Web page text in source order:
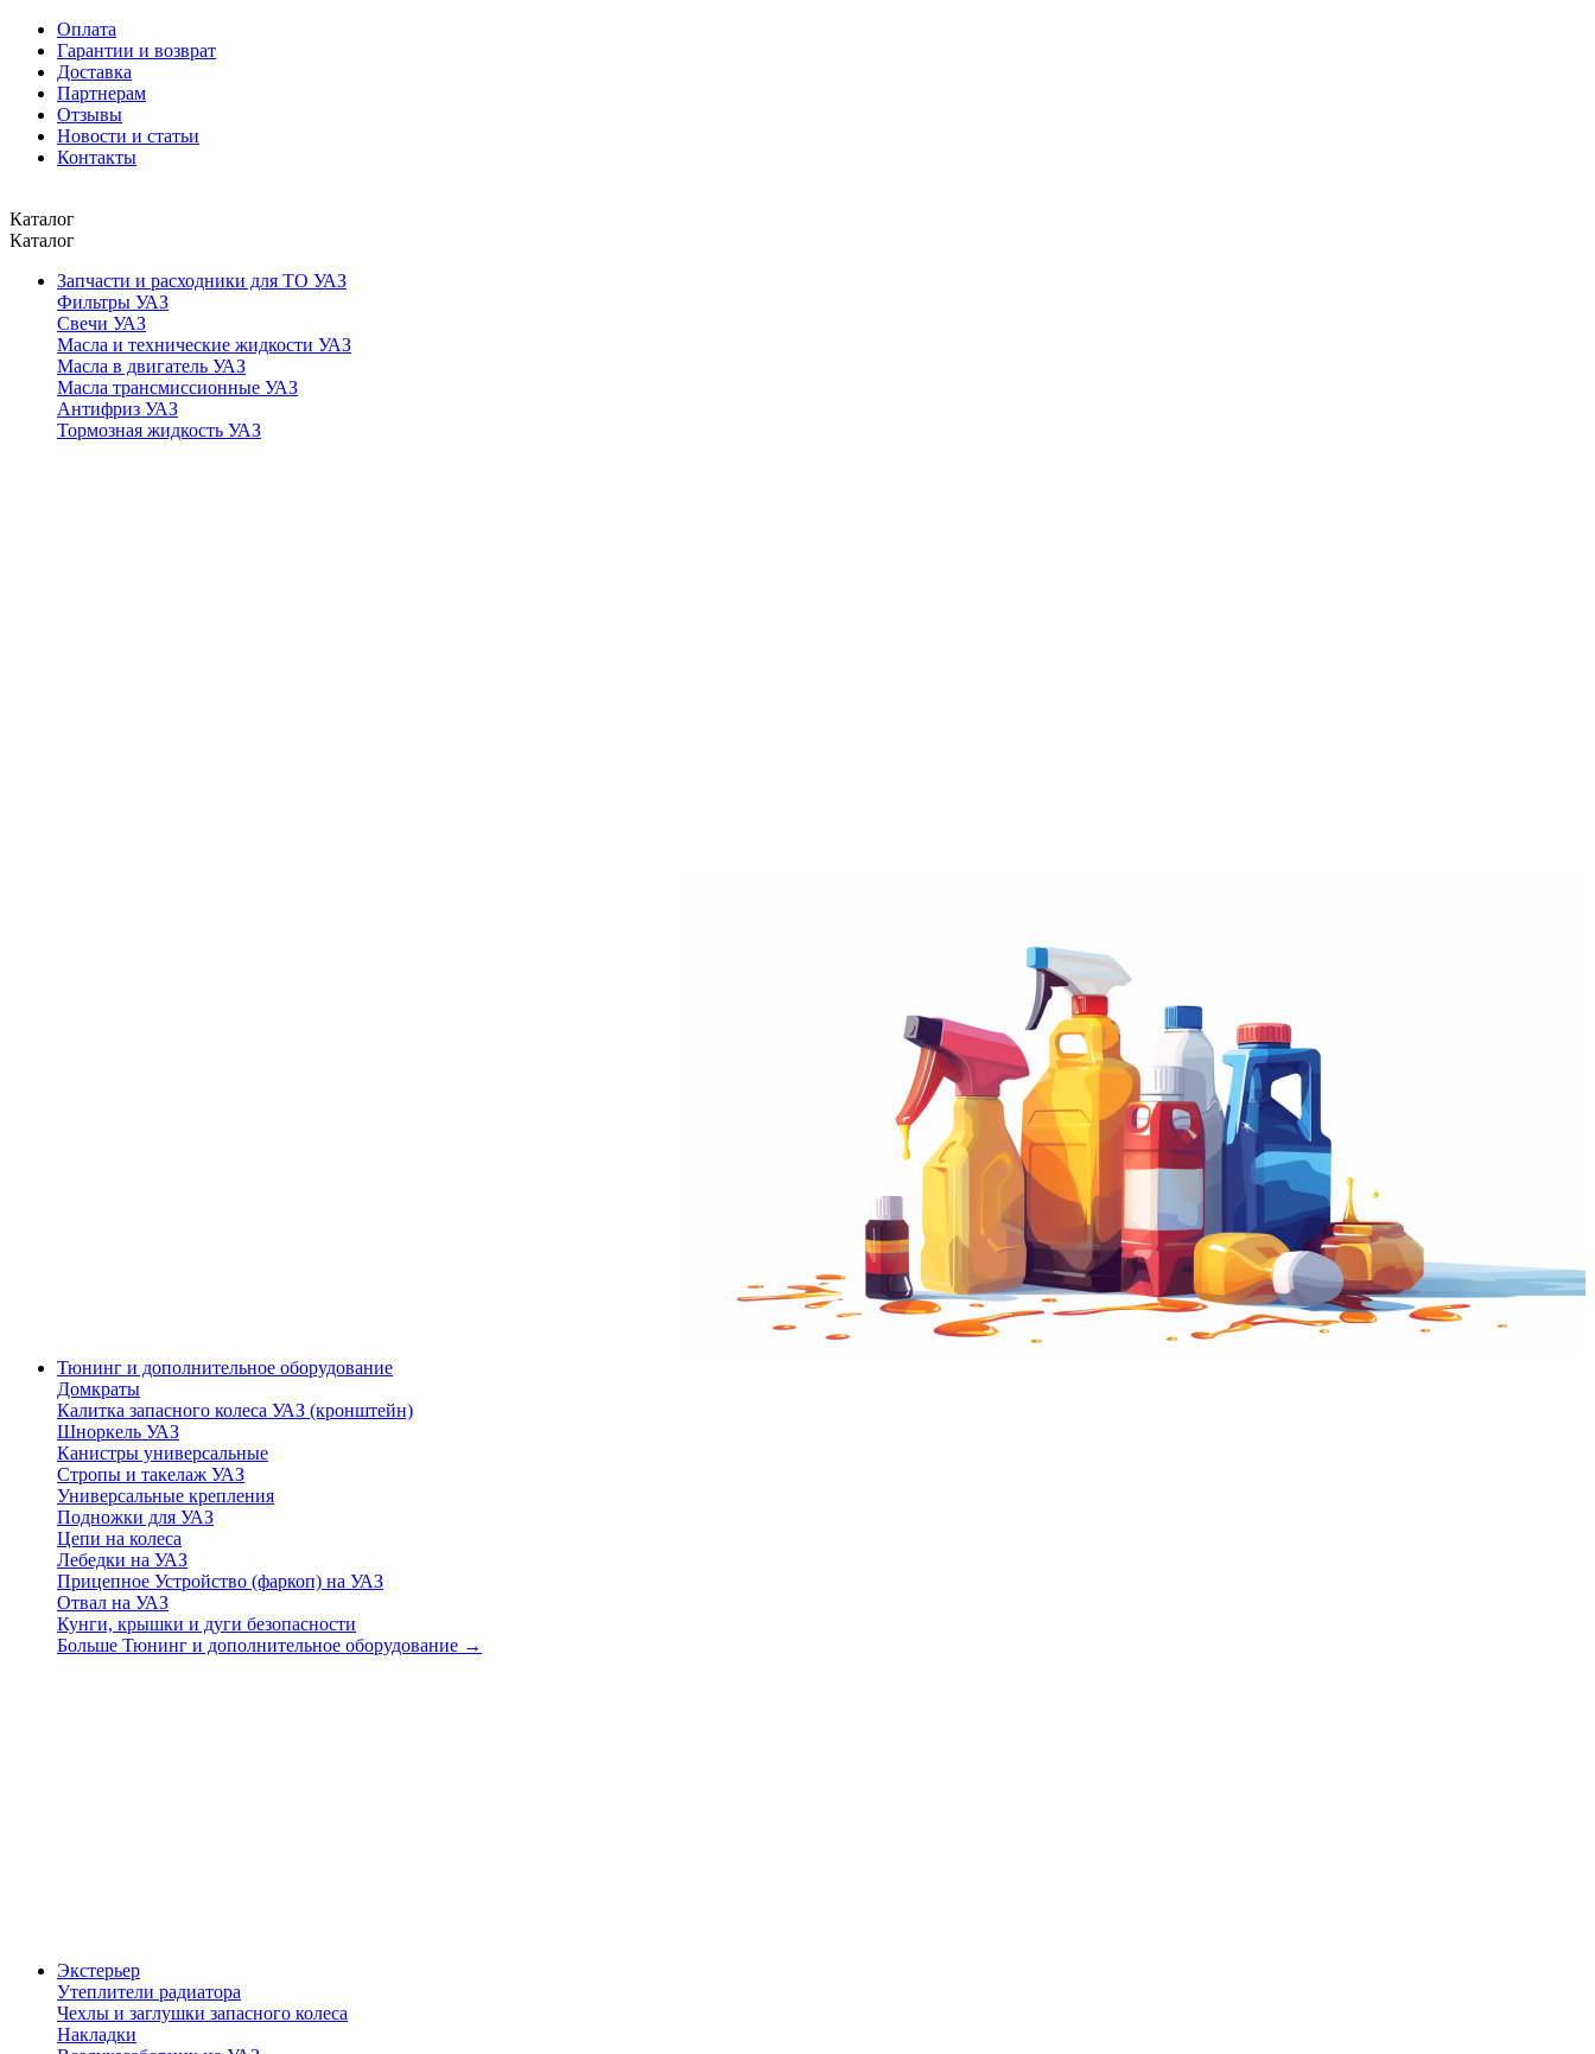
Оплата
Гарантии и возврат
Доставка
Партнерам
Отзывы
Новости и статьи
Контакты
Каталог
Каталог
Запчасти и расходники для ТО УАЗ
Фильтры УАЗ
Свечи УАЗ
Масла и технические жидкости УАЗ
Масла в двигатель УАЗ
Масла трансмиссионные УАЗ
Антифриз УАЗ
Тормозная жидкость УАЗ
Тюнинг и дополнительное оборудование
Домкраты
Калитка запасного колеса УАЗ (кронштейн)
Шноркель УАЗ
Канистры универсальные
Стропы и такелаж УАЗ
Универсальные крепления
Подножки для УАЗ
Цепи на колеса
Лебедки на УАЗ
Прицепное Устройство (фаркоп) на УАЗ
Отвал на УАЗ
Кунги, крышки и дуги безопасности
Больше Тюнинг и дополнительное оборудование →
Экстерьер
Утеплители радиатора
Чехлы и заглушки запасного колеса
Накладки